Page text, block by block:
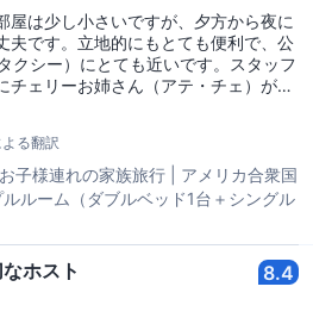
屋は少し小さいですが、夕方から夜に
夫です。立地的にもとても便利で、公
クシー）にとても近いです。スタッフ
チェリーお姉さん（アテ・チェ）がお
私たちは5泊6日滞在しました。ヒー
ホテルを選んでも良いでしょう。
る翻訳
子様連れの家族旅行
アメリカ合衆国
ルーム（ダブルベッド1台＋シングル
ホスト 8.4